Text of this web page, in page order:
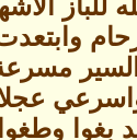
ﻟﻠﺒﺎﺯ
بغوا